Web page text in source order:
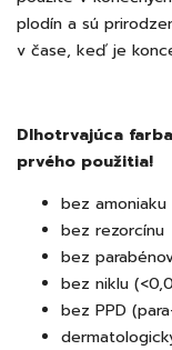
plodín a sú
v čase, keď je
Dlhotrvajúca
prvého použitia!
bez amoniaku
bez rezorcínu
bez
bez niklu
bez PPD